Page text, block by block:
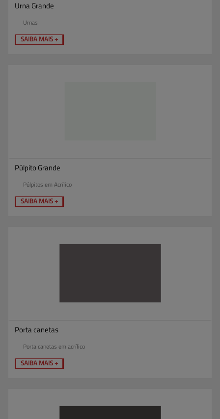
Urna Grande
Urnas
SAIBA MAIS +
Púlpito Grande
Púlpitos em Acrílico
SAIBA MAIS +
Porta canetas
Porta canetas em acrílico
SAIBA MAIS +